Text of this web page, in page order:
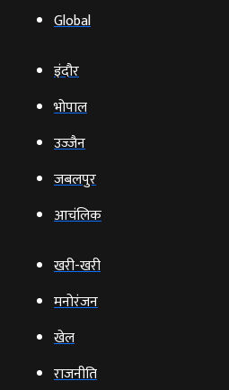
Global
इंदौर
भोपाल
उज्‍जैन
जबलपुर
आचंलिक
खरी-खरी
मनोरंजन
खेल
राजनीति